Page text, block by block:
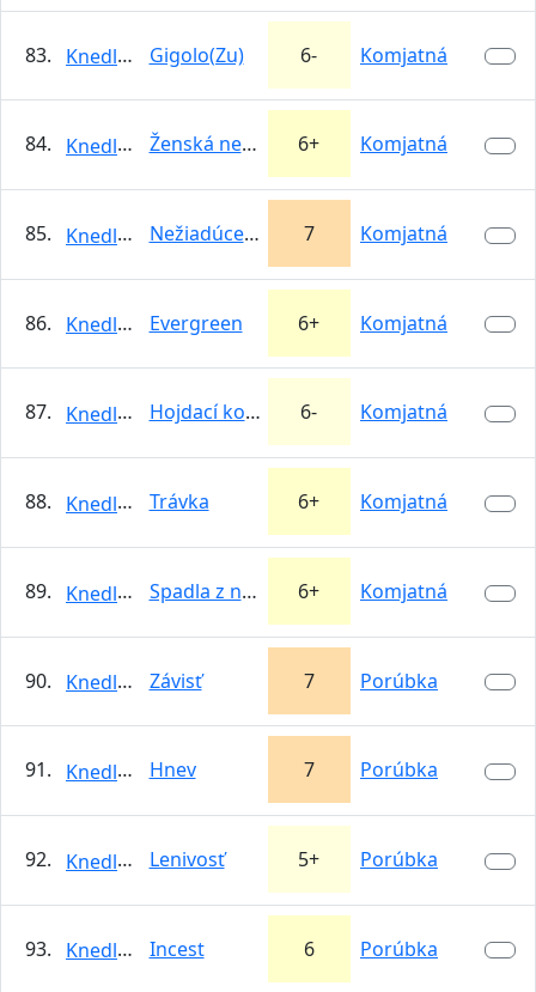
83. KnedloVepro Gigolo(Zu) 6- Komjatná
84. KnedloVepro Ženská nemoc 6+ Komjatná
85. KnedloVepro Nežiadúce emócie 7 Komjatná
86. KnedloVepro Evergreen 6+ Komjatná
87. KnedloVepro Hojdací koník 6- Komjatná
88. KnedloVepro Trávka 6+ Komjatná
89. KnedloVepro Spadla z neba 6+ Komjatná
90. KnedloVepro Závisť 7 Porúbka
91. KnedloVepro Hnev 7 Porúbka
92. KnedloVepro Lenivosť 5+ Porúbka
93. KnedloVepro Incest 6 Porúbka